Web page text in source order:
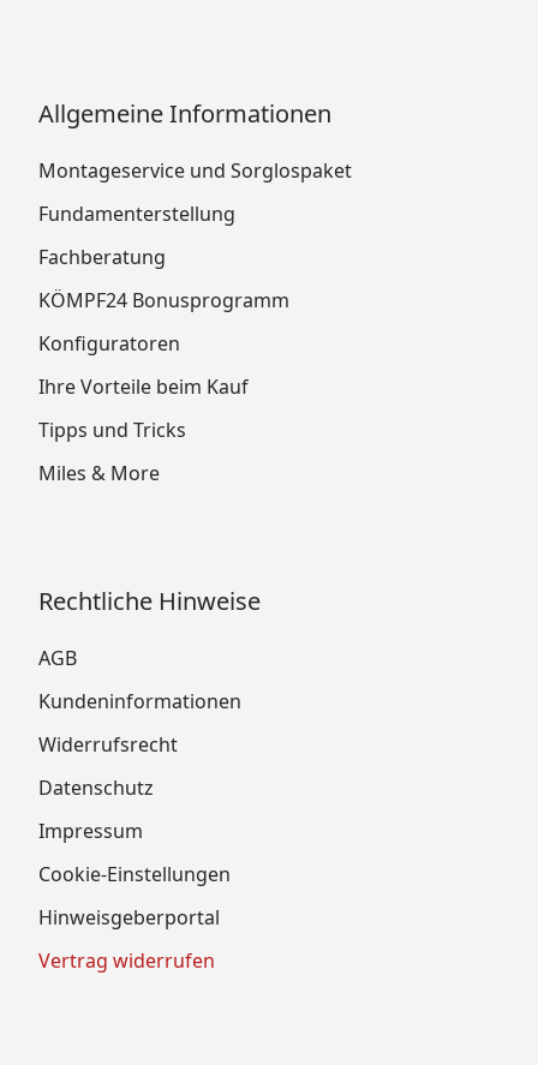
Allgemeine Informationen
Montageservice und Sorglospaket
Fundamenterstellung
Fachberatung
KÖMPF24 Bonusprogramm
Konfiguratoren
Ihre Vorteile beim Kauf
Tipps und Tricks
Miles & More
Rechtliche Hinweise
AGB
Kundeninformationen
Widerrufsrecht
Datenschutz
Impressum
Cookie-Einstellungen
Hinweisgeberportal
Vertrag widerrufen